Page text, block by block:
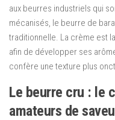
aux beurres industriels qui
mécanisés, le beurre de
traditionnelle. La crème est
afin de développer ses
confère une texture plus
Le beurre cru : le
amateurs de